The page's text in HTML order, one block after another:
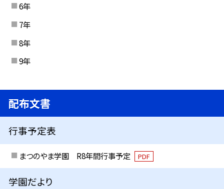
6年
7年
8年
9年
配布文書
行事予定表
まつのやま学園 R8年間行事予定 PDF
学園だより